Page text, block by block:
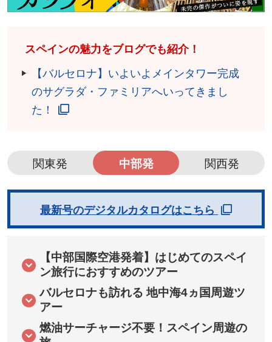
スペインの魅力をブログでも紹介！
【バルセロナ】いよいよメインタワー完成
のサグラダ・ファミリアへいってきまし
た！
関東発 中部発 関西発
最新号のデジタルカタログはこちら
【中部国際空港発着】はじめてのスペイ
ン旅行におすすめのツアー
バルセロナも訪れる 地中海4ヵ国周遊ツ
アー
燃油サーチャージ不要！スペイン周遊の